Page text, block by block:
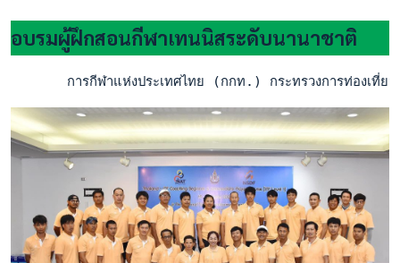
อบรมผู้ฝึกสอนกีฬาเทนนิสระดับนานาชาติ
การกีฬาแห่งประเทศไทย (กกท.) กระทรวงการท่องเ